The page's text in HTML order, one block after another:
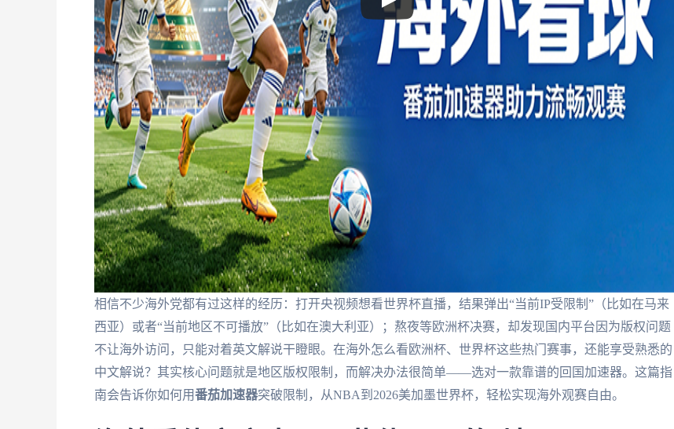
相信不少海外党都有过这样的经历：打开央视频想看世界杯直播，结果弹出“当前IP受限制”（比如在马来
西亚）或者“当前地区不可播放”（比如在澳大利亚）；熬夜等欧洲杯决赛，却发现国内平台因为版权问题
不让海外访问，只能对着英文解说干瞪眼。在海外怎么看欧洲杯、世界杯这些热门赛事，还能享受熟悉的
中文解说？其实核心问题就是地区版权限制，而解决办法很简单——选对一款靠谱的回国加速器。这篇指
南会告诉你如何用番茄加速器突破限制，从NBA到2026美加墨世界杯，轻松实现海外观赛自由。